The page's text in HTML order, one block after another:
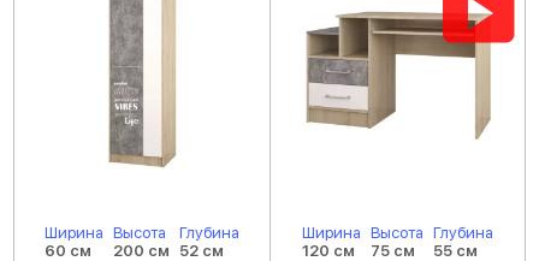
Ширина
60 см
Высота
200 см
Глубина
52 см
Ширина
120 см
Высота
75 см
Глубина
55 см